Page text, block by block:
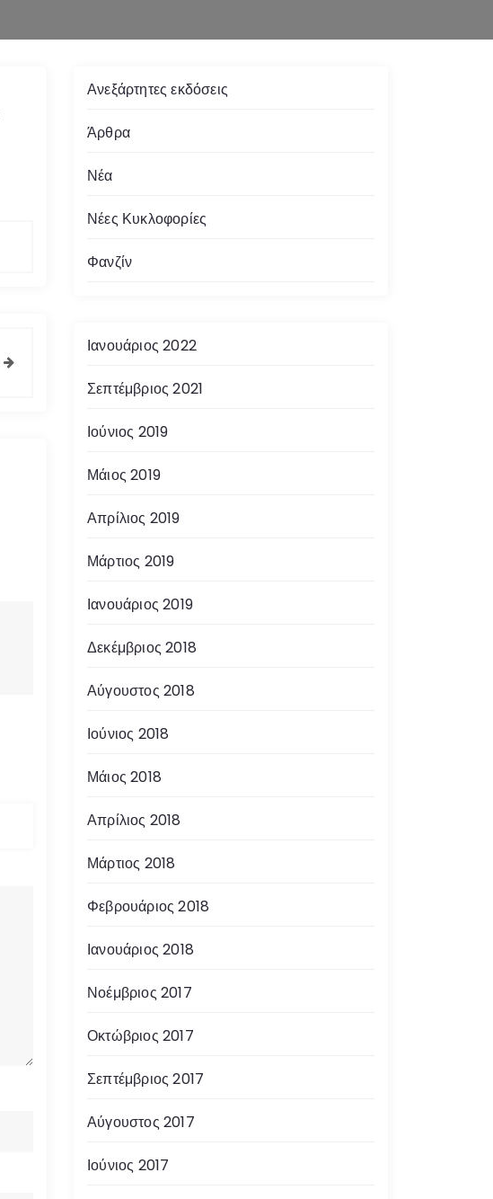
Ανεξάρτητες εκδόσεις
Άρθρα
Νέα
Νέες Κυκλοφορίες
Φανζίν
Ιανουάριος 2022
Σεπτέμβριος 2021
Ιούνιος 2019
Μάιος 2019
Απρίλιος 2019
Μάρτιος 2019
Ιανουάριος 2019
Δεκέμβριος 2018
Αύγουστος 2018
Ιούνιος 2018
Μάιος 2018
Απρίλιος 2018
Μάρτιος 2018
Φεβρουάριος 2018
Ιανουάριος 2018
Νοέμβριος 2017
Οκτώβριος 2017
Σεπτέμβριος 2017
Αύγουστος 2017
Ιούνιος 2017